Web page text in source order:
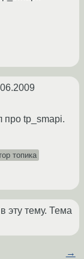
про tp_smapi.
топика
эту тему. Тема
→